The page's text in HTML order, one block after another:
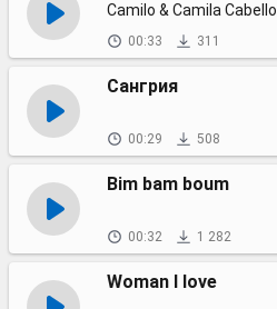
Camilo & Camila Cabello
00:33 311
Сангрия
00:29 508
Bim bam boum
00:32 1 282
Woman I love